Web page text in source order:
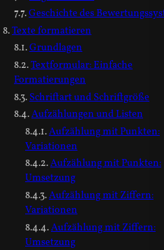
Geschichte des
Texte formatieren
Grundlagen
Textformular: Einfache
Formatierungen
Schriftart und Schriftgröße
Aufzählungen und Listen
Aufzählung mit Punkten:
Variationen
Aufzählung mit Punkten:
Umsetzung
Aufzählung mit Ziffern:
Variationen
Aufzählung mit Ziffern:
Umsetzung